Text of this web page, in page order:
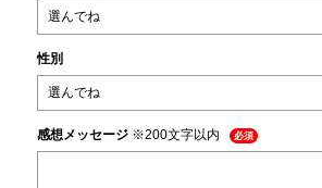
性別
感想メッセージ ※200文字以内 必須